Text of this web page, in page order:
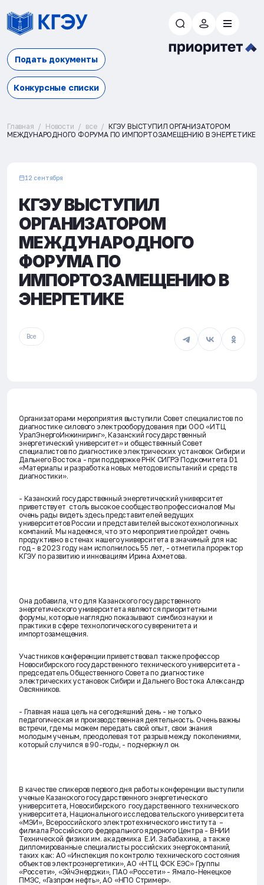
Подать документы
Конкурсные списки
Главная Новости все
КГЭУ ВЫСТУПИЛ ОРГАНИЗАТОРОМ
МЕЖДУНАРОДНОГО ФОРУМА ПО ИМПОРТОЗАМЕЩЕНИЮ В ЭНЕРГЕТИКЕ
12 сентября
КГЭУ ВЫСТУПИЛ
ОРГАНИЗАТОРОМ
МЕЖДУНАРОДНОГО
ФОРУМА ПО
ИМПОРТОЗАМЕЩЕНИЮ В
ЭНЕРГЕТИКЕ
Все
Организаторами мероприятия выступили Совет специалистов по
диагностике силового электрооборудования при ООО «ИТЦ
УралЭнергоИнжиниринг», Казанский государственный
энергетический университет» и общественный Совет
специалистов по диагностике электрических установок Сибири и
Дальнего Востока - при поддержке РНК СИГРЭ Подкомитета D1
«Материалы и разработка новых методов испытаний и средств
диагностики».
- Казанский государственный энергетический университет
приветствует столь высокое сообщество профессионалов! Мы
очень рады видеть здесь представителей ведущих
университетов России и представителей высокотехнологичных
компаний. Мы надеемся, что это мероприятие пройдет очень
продуктивно в стенах нашего университета в значимый для нас
год - в 2023 году нам исполнилось 55 лет, - отметила проректор
КГЭУ по развитию и инновациям Ирина Ахметова.
Она добавила, что для Казанского государственного
энергетического университета являются приоритетными
форумы, которые наглядно показывают симбиоз науки и
практики в сфере технологического суверенитета и
импортозамещения.
Участников конференции приветствовал также профессор
Новосибирского государственного технического университета -
председатель Общественного Совета по диагностике
электрических установок Сибири и Дальнего Востока Александр
Овсянников.
- Главная наша цель на сегодняшний день - не только
педагогическая и производственная деятельность. Очень важны
встречи, где мы можем передать свой опыт, свои знания
молодым ученым, преодолевая тот разрыв между поколениями,
который случился в 90-годы, - подчеркнул он.
В качестве спикеров первого дня работы конференции выступили
ученые Казанского государственного энергетического
университета, Новосибирского государственного технического
университета, Национального исследовательского университета
«МЭИ», Всероссийского электротехнического института –
филиала Российского федерального ядерного Центра - ВНИИ
Технической физики им. академика Е.И. Забабахина, а также
дипломированные специалисты российских энергокомпаний,
таких как: АО «Инспекция по контролю технического состояния
объектов электроэнергетики», АО «НТЦ ФСК ЕЭС» Группы
«Россети», «ЭйчЭнерджи», ПАО «Россети» - Ямало-Ненецкое
ПМЭС, «Газпром нефть», АО «НПО Стример».